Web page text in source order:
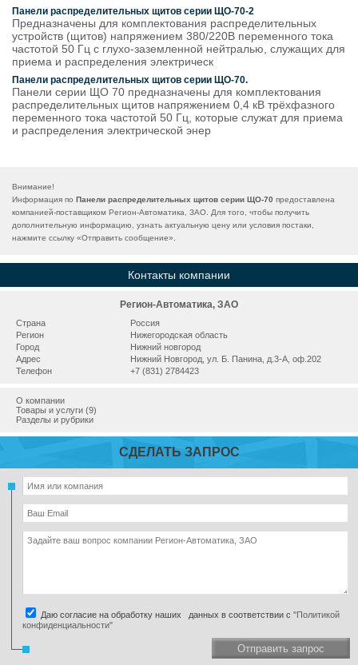
Панели распределительных щитов серии ЩО-70-2
Предназначены для комплектования распределительных
устройств (щитов) напряжением 380/220В переменного тока
частотой 50 Гц с глухо-заземленной нейтралью, служащих для
приема и распределения электрическ
Панели распределительных щитов серии ЩО-70.
Панели серии ЩО 70 предназначены для комплектования
распределительных щитов напряжением 0,4 кВ трёхфазного
переменного тока частотой 50 Гц, которые служат для приема
и распределения электрической энер
Внимание!
Информация по Панели распределительных щитов серии ЩО-70 предоставлена
компанией-поставщиком Регион-Автоматика, ЗАО. Для того, чтобы получить
дополнительную информацию, узнать актуальную цену или условия постаки,
нажмите ссылку «Отправить сообщение».
Контакты компании
Регион-Автоматика, ЗАО
Страна
Россия
Регион
Нижегородская область
Город
Нижний новгород
Адрес
Нижний Новгород, ул. Б. Панина, д.3-А, оф.202
Телефон
+7 (831) 2784423
О компании
Товары и услуги (9)
Разделы и рубрики
СДЕЛАТЬ ЗАПРОС
Даю согласие на обработку наших данных в соответствии с "Политикой
конфиденциальности"
Отправить запрос